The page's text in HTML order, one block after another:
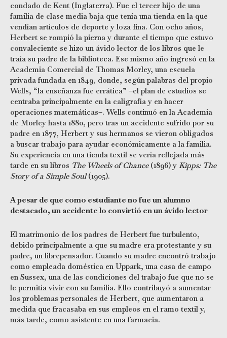
condado de Kent (Inglaterra). Fue el tercer hijo de una
familia de clase media baja que tenía una tienda en la que
vendían artículos de deporte y loza fina. Con ocho años,
Herbert se rompió la pierna y durante el tiempo que estuvo
convaleciente se hizo un ávido lector de los libros que le
traía su padre de la biblioteca. Ese mismo año ingresó en la
Academia Comercial de Thomas Morley, una escuela
privada fundada en 1849, donde, según palabras del propio
Wells, “la enseñanza fue errática” –el plan de estudios se
centraba principalmente en la caligrafía y en hacer
operaciones matemáticas–. Wells continuó en la Academia
de Morley hasta 1880, pero tras un accidente sufrido por su
padre en 1877, Herbert y sus hermanos se vieron obligados
a buscar trabajo para ayudar económicamente a la familia.
Su experiencia en una tienda textil se vería reflejada más
tarde en su libros The Wheels of Chance(1896) y Kipps: The
Story of a Simple Soul(1905).
A pesar de que como estudiante no fue un alumno
destacado, un accidente lo convirtió en un ávido lector
El matrimonio de los padres de Herbert fue turbulento,
debido principalmente a que su madre era protestante y su
padre, un librepensador. Cuando su madre encontró trabajo
como empleada doméstica en Uppark, una casa de campo
en Sussex, una de las condiciones del trabajo fue que no se
le permitía vivir con su familia. Ello contribuyó a aumentar
los problemas personales de Herbert, que aumentaron a
medida que fracasaba en sus empleos en el ramo textil y,
más tarde, como asistente en una farmacia.